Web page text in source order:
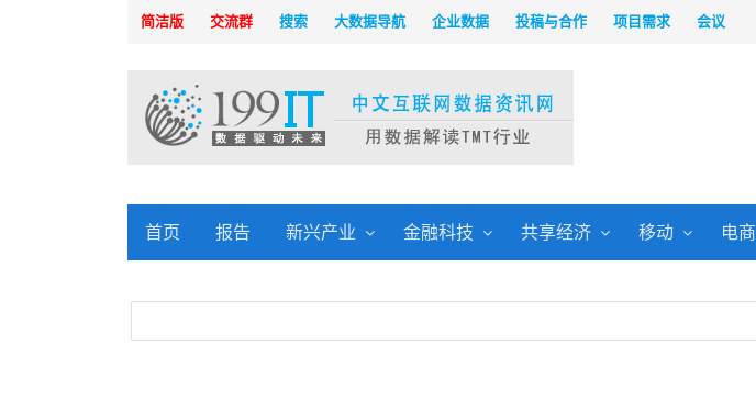
简洁版 交流群 搜索 大数据导航 企业数据 投稿与合作 项目需求 会议
首页 报告 新兴产业 金融科技 共享经济 移动 电商